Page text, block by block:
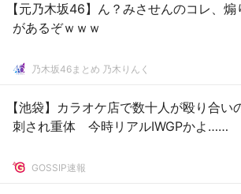
【元乃木坂46】ん？みさせんのコレ、
があるぞｗｗｗ
乃木坂46まとめ 乃木りんく
【池袋】カラオケ店で数十人が殴り合い
刺され重体 今時リアルIWGPかよ……
GOSSIP速報